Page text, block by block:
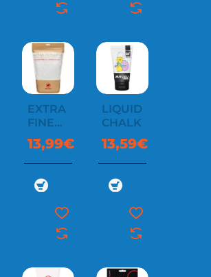
EXTRA
FINE
CHALK
POWDER
300 G
13,99€
LIQUID
CHALK
13,59€